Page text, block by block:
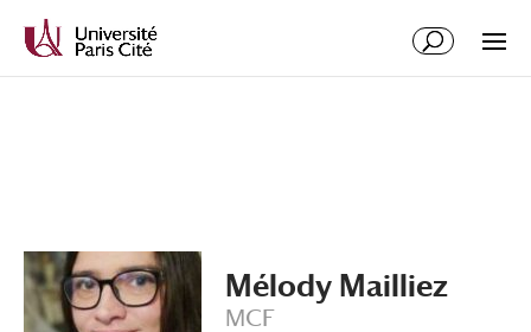
contenu
Mélody Mailliez
MCF